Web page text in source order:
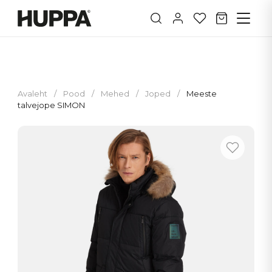
Avaleht / Pood / Mehed / Joped /
Meeste
talvejope SIMON